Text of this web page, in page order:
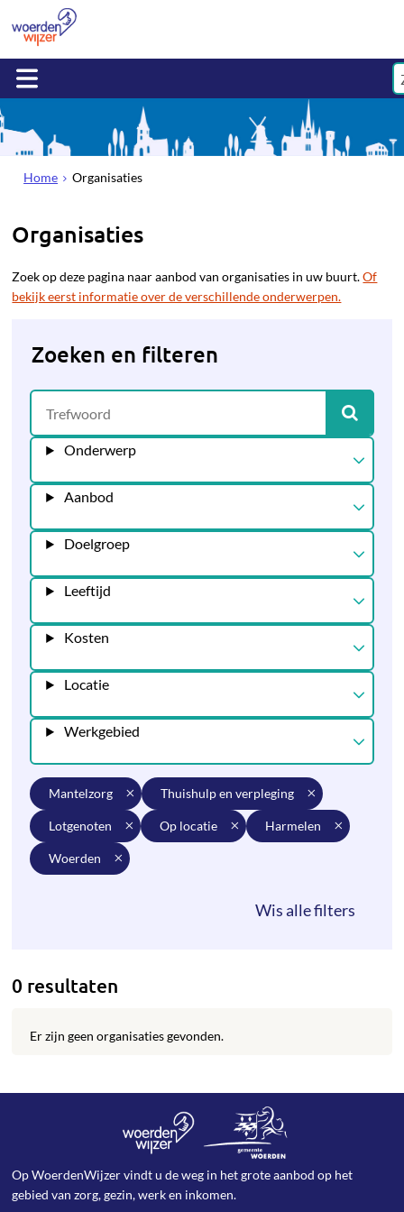
Home Organisaties
Organisaties
Zoek op deze pagina naar aanbod van organisaties in uw buurt.Of
bekijk eerst informatie over de verschillende onderwerpen.
Zoeken en filteren
Onderwerp
Aanbod
Doelgroep
Leeftijd
Kosten
Locatie
Werkgebied
mantelzorg thuishulp en verpleging
lotgenoten op locatie harmelen
woerden
0 resultaten
Er zijn geen organisaties gevonden.
Op WoerdenWijzer vindt u de weg in het grote aanbod op het
gebied van zorg, gezin, werk en inkomen.